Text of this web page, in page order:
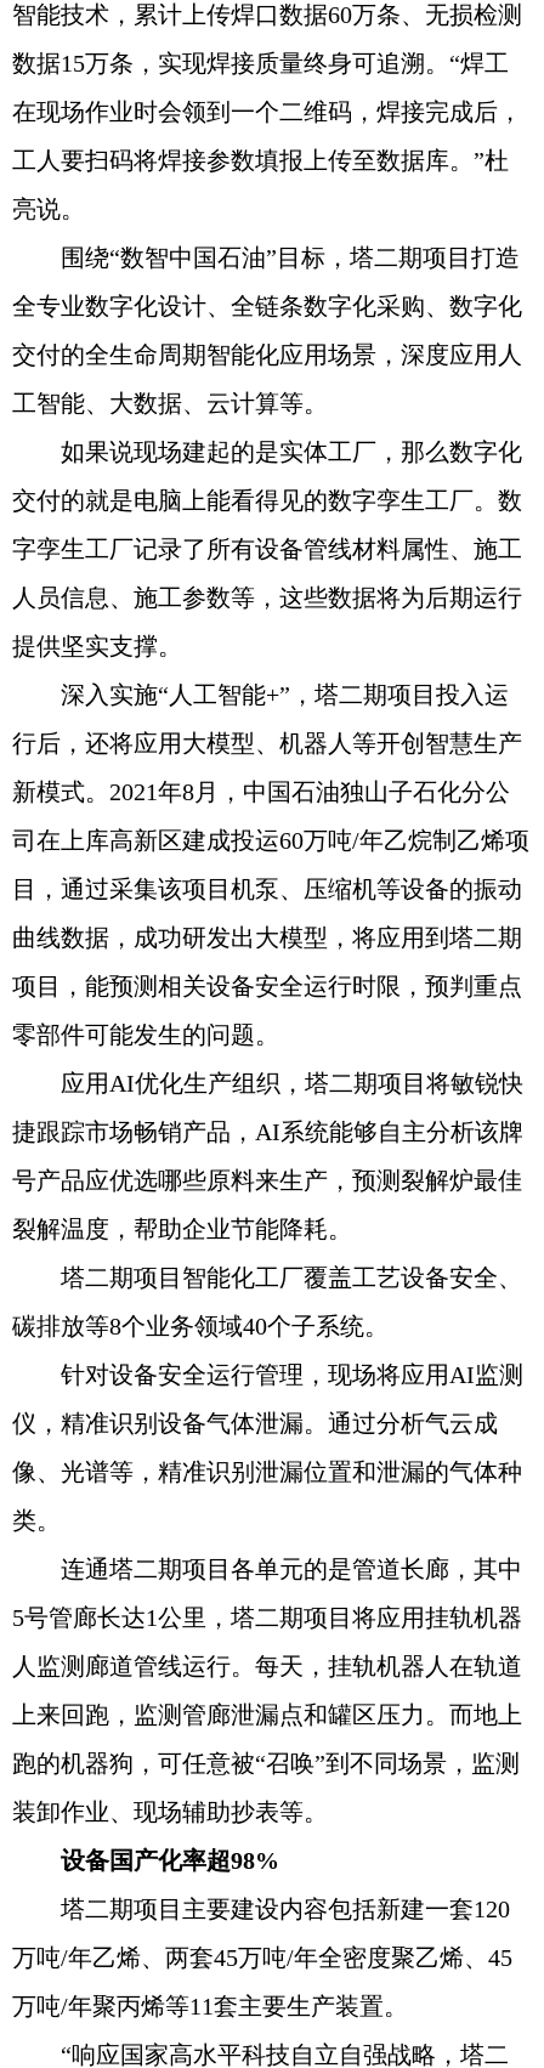
智能技术，累计上传焊口数据60万条、无损检测
数据15万条，实现焊接质量终身可追溯。“焊工
在现场作业时会领到一个二维码，焊接完成后，
工人要扫码将焊接参数填报上传至数据库。”杜
亮说。
围绕“数智中国石油”目标，塔二期项目打造
全专业数字化设计、全链条数字化采购、数字化
交付的全生命周期智能化应用场景，深度应用人
工智能、大数据、云计算等。
如果说现场建起的是实体工厂，那么数字化
交付的就是电脑上能看得见的数字孪生工厂。数
字孪生工厂记录了所有设备管线材料属性、施工
人员信息、施工参数等，这些数据将为后期运行
提供坚实支撑。
深入实施“人工智能+”，塔二期项目投入运
行后，还将应用大模型、机器人等开创智慧生产
新模式。2021年8月，中国石油独山子石化分公
司在上库高新区建成投运60万吨/年乙烷制乙烯项
目，通过采集该项目机泵、压缩机等设备的振动
曲线数据，成功研发出大模型，将应用到塔二期
项目，能预测相关设备安全运行时限，预判重点
零部件可能发生的问题。
应用AI优化生产组织，塔二期项目将敏锐快
捷跟踪市场畅销产品，AI系统能够自主分析该牌
号产品应优选哪些原料来生产，预测裂解炉最佳
裂解温度，帮助企业节能降耗。
塔二期项目智能化工厂覆盖工艺设备安全、
碳排放等8个业务领域40个子系统。
针对设备安全运行管理，现场将应用AI监测
仪，精准识别设备气体泄漏。通过分析气云成
像、光谱等，精准识别泄漏位置和泄漏的气体种
类。
连通塔二期项目各单元的是管道长廊，其中
5号管廊长达1公里，塔二期项目将应用挂轨机器
人监测廊道管线运行。每天，挂轨机器人在轨道
上来回跑，监测管廊泄漏点和罐区压力。而地上
跑的机器狗，可任意被“召唤”到不同场景，监测
装卸作业、现场辅助抄表等。
设备国产化率超98%
塔二期项目主要建设内容包括新建一套120
万吨/年乙烯、两套45万吨/年全密度聚乙烯、45
万吨/年聚丙烯等11套主要生产装置。
“响应国家高水平科技自立自强战略，塔二